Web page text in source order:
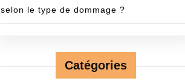
selon le type de dommage ?
Catégories